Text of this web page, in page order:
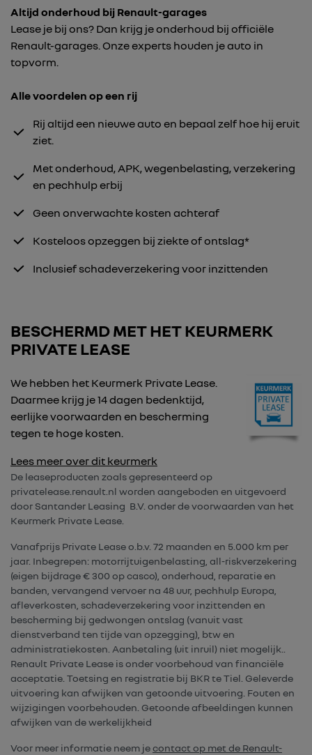
Altijd onderhoud bij Renault-garages
Lease je bij ons? Dan krijg je onderhoud bij officiële
Renault-garages. Onze experts houden je auto in
topvorm.
Alle voordelen op een rij
Rij altijd een nieuwe auto en bepaal zelf hoe hij eruit
ziet.
Met onderhoud, APK, wegenbelasting, verzekering
en pechhulp erbij
Geen onverwachte kosten achteraf
Kosteloos opzeggen bij ziekte of ontslag*
Inclusief schadeverzekering voor inzittenden
BESCHERMD MET HET KEURMERK
PRIVATE LEASE
We hebben het Keurmerk Private Lease.
Daarmee krijg je 14 dagen bedenktijd,
eerlijke voorwaarden en bescherming
tegen te hoge kosten.
Lees meer over dit keurmerk
De leaseproducten zoals gepresenteerd op
privatelease.renault.nl worden aangeboden en uitgevoerd
door Santander Leasing B.V. onder de voorwaarden van het
Keurmerk Private Lease.
Vanafprijs Private Lease o.b.v. 72 maanden en 5.000 km per
jaar. Inbegrepen: motorrijtuigenbelasting, all-riskverzekering
(eigen bijdrage € 300 op casco), onderhoud, reparatie en
banden, vervangend vervoer na 48 uur, pechhulp Europa,
afleverkosten, schadeverzekering voor inzittenden en
bescherming bij gedwongen ontslag (vanuit vast
dienstverband ten tijde van opzegging), btw en
administratiekosten. Aanbetaling (uit inruil) niet mogelijk..
Renault Private Lease is onder voorbehoud van financiële
acceptatie. Toetsing en registratie bij BKR te Tiel. Geleverde
uitvoering kan afwijken van getoonde uitvoering. Fouten en
wijzigingen voorbehouden. Getoonde afbeeldingen kunnen
afwijken van de werkelijkheid
Voor meer informatie neem jecontact op met de Renault-